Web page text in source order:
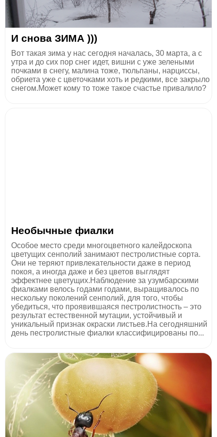
И снова ЗИМА )))
Вот такая зима у нас сегодня началась, 30 марта, а с
утра и до сих пор снег идет, вишни с уже зелеными
почками в снегу, малина тоже, тюльпаны, нарциссы,
обриета уже с цветочками хоть и редкими, все закрыло
снегом.Может кому то тоже такое счастье привалило?
Необычные фиалки
Особое место среди многоцветного калейдоскопа
цветущих сенполий занимают пестролистные сорта.
Они не теряют привлекательности даже в период
покоя, а иногда даже и без цветов выглядят
эффектнее цветущих.Наблюдение за узумбарскими
фиалками велось годами годами, выращивалось по
нескольку поколений сенполий, для того, чтобы
убедиться, что проявившаяся пестролистность – это
результат естественной мутации, устойчивый и
уникальный признак окраски листьев.На сегодняшний
день пестролистные фиалки классифицированы по...